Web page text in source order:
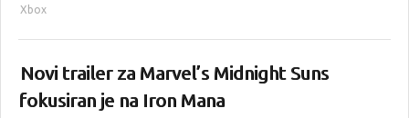
Xbox
Novi trailer za Marvel’s Midnight Suns
fokusiran je na Iron Mana